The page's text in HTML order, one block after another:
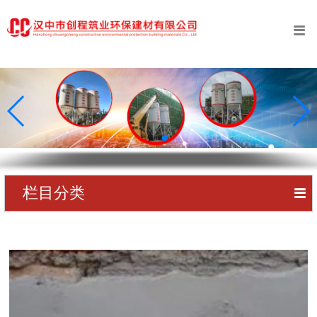
首页
公司简介
业务范围
工程案例
新闻中心
创程资质
在线留言
󰀥
栏目分类
预拌砂浆
预拌砂浆
󰀥